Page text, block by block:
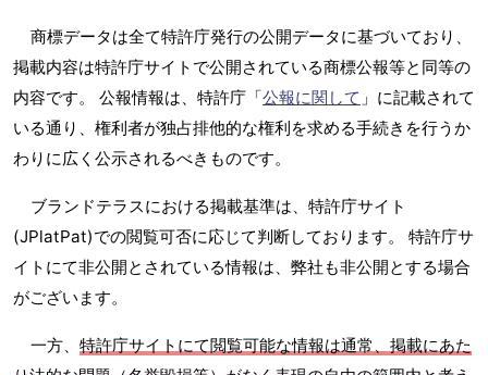
商標データは全て特許庁発行の公開データに基づいており、
掲載内容は特許庁サイトで公開されている商標公報等と同等の
内容です。 公報情報は、特許庁「公報に関して 」に記載されて
いる通り、権利者が独占排他的な権利を求める手続きを行うか
わりに広く公示されるべきものです。
ブランドテラスにおける掲載基準は、特許庁サイト
(JPlatPat)での閲覧可否に応じて判断しております。 特許庁サ
イトにて非公開とされている情報は、弊社も非公開とする場合
がございます。
一方、 特許庁サイトにて閲覧可能な情報は通常、掲載にあた